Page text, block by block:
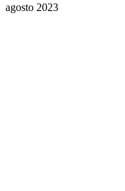
agosto 2023